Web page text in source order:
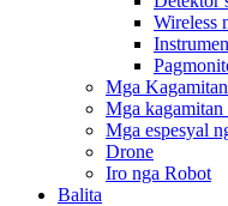
Wireless
Mga
Mga kagamitan
Mga espesyal
Drone
Iro nga Robot
Balita